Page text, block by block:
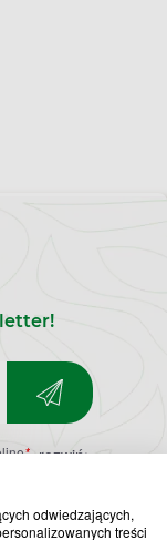
odwiedzających,
treści
* rozwiń>